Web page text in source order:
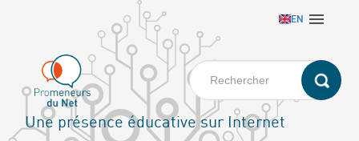
principal
EN 
Une présence éducative sur Internet